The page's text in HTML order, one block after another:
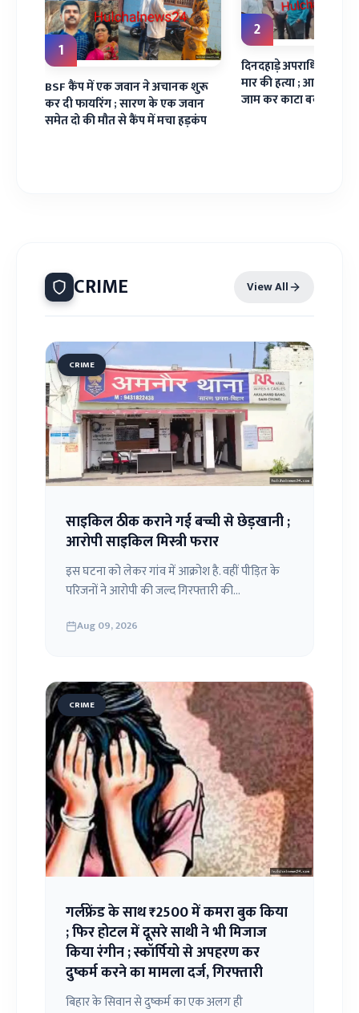
1
BSF कैंप में एक जवान ने अचानक शुरू
कर दी फायरिंग ; सारण के एक जवान
समेत दो की मौत से कैंप में मचा हड़कंप
2
दिनदहाड़े अपराधियों ने
मार की हत्या ; आक्रोशित
जाम कर काटा बवाल
CRIME View All
CRIME
साइकिल ठीक कराने गई बच्ची से छेड़खानी ;
आरोपी साइकिल मिस्त्री फरार
इस घटना को लेकर गांव में आक्रोश है. वहीं पीड़ित के
परिजनों ने आरोपी की जल्द गिरफ्तारी की...
Aug 09, 2026
CRIME
गर्लफ्रेंड के साथ ₹2500 में कमरा बुक किया
; फिर होटल में दूसरे साथी ने भी मिजाज
किया रंगीन ; स्कॉर्पियो से अपहरण कर
दुष्कर्म करने का मामला दर्ज, गिरफ्तारी
बिहार के सिवान से दुष्कर्म का एक अलग ही